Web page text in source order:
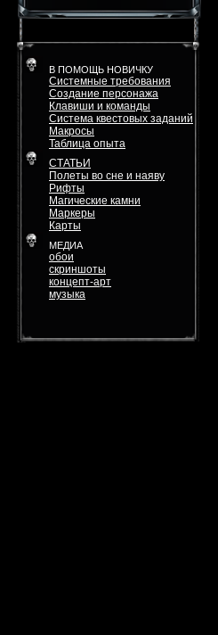
В ПОМОЩЬ НОВИЧКУ
Системные требования
Создание персонажа
Клавиши и команды
Система квестовых заданий
Макросы
Таблица опыта
СТАТЬИ
Полеты во сне и наяву
Рифты
Магические камни
Маркеры
Карты
МЕДИА
обои
скриншоты
концепт-арт
музыка